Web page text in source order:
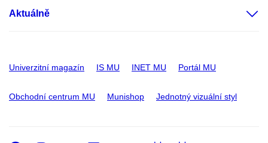
Aktuálně
Univerzitní magazín IS MU INET MU Portál MU
Obchodní centrum MU Munishop Jednotný vizuální styl